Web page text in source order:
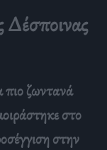
Δέσποινας
ζωντανά
στο
στην